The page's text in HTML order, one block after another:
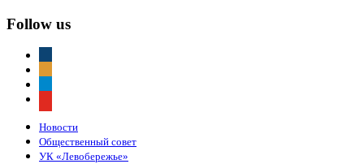
Follow us
Новости
Общественный совет
УК «Левобережье»